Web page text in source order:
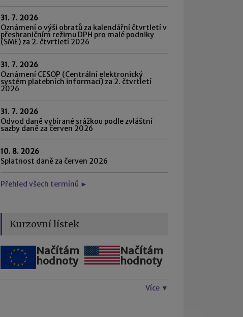
31. 7. 2026
Oznámení o výši obratů za kalendářní čtvrtletí v
přeshraničním režimu DPH pro malé podniky
(SME) za 2. čtvrtletí 2026
31. 7. 2026
Oznámení CESOP (Centrální elektronický
systém platebních informací) za 2. čtvrtletí
2026
31. 7. 2026
Odvod daně vybírané srážkou podle zvláštní
sazby daně za červen 2026
10. 8. 2026
Splatnost daně za červen 2026
Přehled všech termínů ►
Kurzovní lístek
Načítám
hodnoty
Načítám
hodnoty
Více ▼